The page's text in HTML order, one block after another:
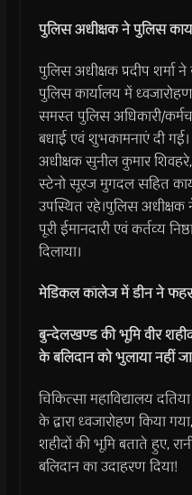
पुलिस अधीक्षक ने पुलिस
पुलिस अधीक्षक प्रदीप शर्मा
पुलिस कार्यालय में
समस्त पुलिस अधिकारी/
बधाई एवं शुभकामनाएं दी
अधीक्षक सुनील कुमार शिवहरे,
स्टेनो सूरज मुगदल सहित
उपस्थित रहे।पुलिस अधीक्षक
पूरी ईमानदारी एवं कर्तव्य
दिलाया।
मेडिकल कॉलेज में डीन ने
बुन्देलखण्ड की भूमि वीर
के बलिदान को भुलाया नहीं
चिकित्सा महाविद्यालय
के द्वारा ध्वजारोहण किया
शहीदों की भूमि बताते हुए,
बलिदान का उदाहरण दिया!